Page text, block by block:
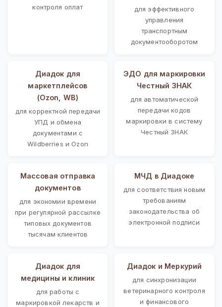
контроля оплат
для эффективного
управления
транспортным
документооборотом
Диадок для
маркетплейсов
(Ozon, WB)
для корректной передачи
УПД и обмена
документами с
Wildberries и Ozon
ЭДО для маркировки
Честный ЗНАК
для автоматической
передачи кодов
маркировки в систему
Честный ЗНАК
Массовая отправка
документов
для экономии времени
при регулярной рассылке
типовых документов
тысячам клиентов
МЧД в Диадоке
для соответствия новым
требованиям
законодательства об
электронной подписи
Диадок для
медицины и клиник
для работы с
маркировкой лекарств и
Диадок и Меркурий
для синхронизации
ветеринарного контроля
и финансового